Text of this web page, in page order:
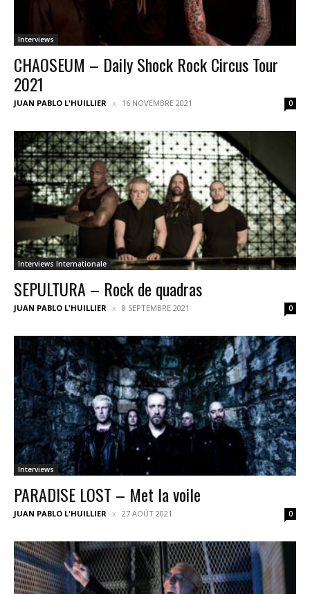
Interviews
CHAOSEUM – Daily Shock Rock Circus Tour
2021
JUAN PABLO L'HUILLIER 16 NOVEMBRE 2021 0
Interviews Internationale
SEPULTURA – Rock de quadras
JUAN PABLO L'HUILLIER 8 SEPTEMBRE 2021 0
Interviews
PARADISE LOST – Met la voile
JUAN PABLO L'HUILLIER 27 AOÛT 2021 0